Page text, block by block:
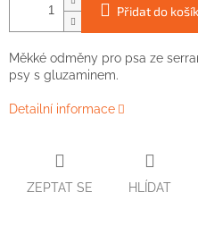
Přidat do
Měkké odměny pro psa ze
psy s gluzaminem.
Detailní informace
ZEPTAT SE HLÍDAT